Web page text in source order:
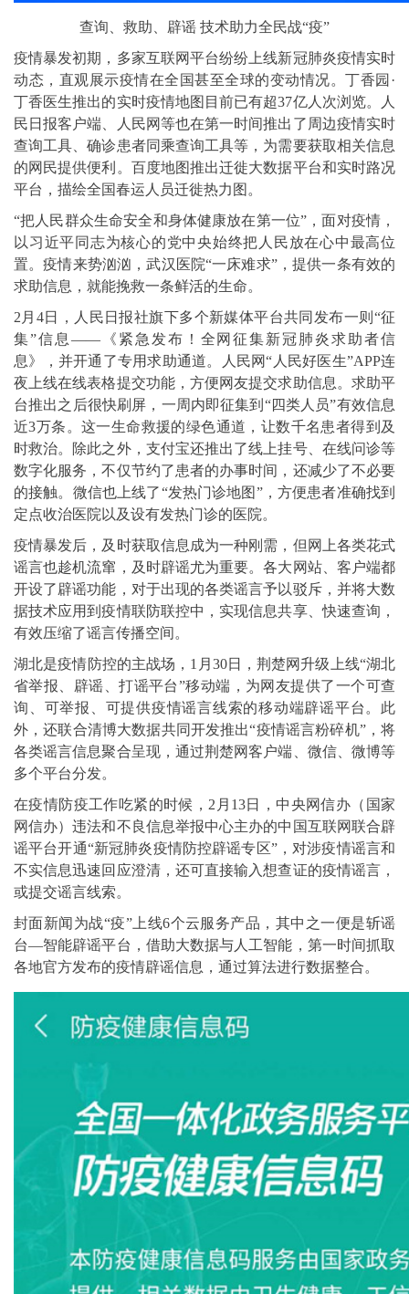
查询、救助、辟谣 技术助力全民战“疫”
疫情暴发初期，多家互联网平台纷纷上线新冠肺炎疫情实时
动态，直观展示疫情在全国甚至全球的变动情况。丁香园·
丁香医生推出的实时疫情地图目前已有超37亿人次浏览。人
民日报客户端、人民网等也在第一时间推出了周边疫情实时
查询工具、确诊患者同乘查询工具等，为需要获取相关信息
的网民提供便利。百度地图推出迁徙大数据平台和实时路况
平台，描绘全国春运人员迁徙热力图。
“把人民群众生命安全和身体健康放在第一位”，面对疫情，
以习近平同志为核心的党中央始终把人民放在心中最高位
置。疫情来势汹汹，武汉医院“一床难求”，提供一条有效的
求助信息，就能挽救一条鲜活的生命。
2月4日，人民日报社旗下多个新媒体平台共同发布一则“征
集”信息——《紧急发布！全网征集新冠肺炎求助者信
息》，并开通了专用求助通道。人民网“人民好医生”APP连
夜上线在线表格提交功能，方便网友提交求助信息。求助平
台推出之后很快刷屏，一周内即征集到“四类人员”有效信息
近3万条。这一生命救援的绿色通道，让数千名患者得到及
时救治。除此之外，支付宝还推出了线上挂号、在线问诊等
数字化服务，不仅节约了患者的办事时间，还减少了不必要
的接触。微信也上线了“发热门诊地图”，方便患者准确找到
定点收治医院以及设有发热门诊的医院。
疫情暴发后，及时获取信息成为一种刚需，但网上各类花式
谣言也趁机流窜，及时辟谣尤为重要。各大网站、客户端都
开设了辟谣功能，对于出现的各类谣言予以驳斥，并将大数
据技术应用到疫情联防联控中，实现信息共享、快速查询，
有效压缩了谣言传播空间。
湖北是疫情防控的主战场，1月30日，荆楚网升级上线“湖北
省举报、辟谣、打谣平台”移动端，为网友提供了一个可查
询、可举报、可提供疫情谣言线索的移动端辟谣平台。此
外，还联合清博大数据共同开发推出“疫情谣言粉碎机”，将
各类谣言信息聚合呈现，通过荆楚网客户端、微信、微博等
多个平台分发。
在疫情防疫工作吃紧的时候，2月13日，中央网信办（国家
网信办）违法和不良信息举报中心主办的中国互联网联合辟
谣平台开通“新冠肺炎疫情防控辟谣专区”，对涉疫情谣言和
不实信息迅速回应澄清，还可直接输入想查证的疫情谣言，
或提交谣言线索。
封面新闻为战“疫”上线6个云服务产品，其中之一便是斩谣
台—智能辟谣平台，借助大数据与人工智能，第一时间抓取
各地官方发布的疫情辟谣信息，通过算法进行数据整合。